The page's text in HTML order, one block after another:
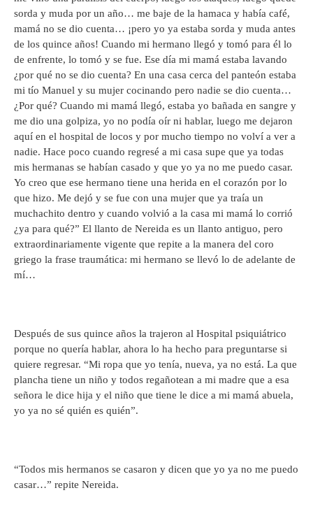
sorda y muda por un año… me baje de la hamaca y había café,
mamá no se dio cuenta… ¡pero yo ya estaba sorda y muda antes
de los quince años! Cuando mi hermano llegó y tomó para él lo
de enfrente, lo tomó y se fue. Ese día mi mamá estaba lavando
¿por qué no se dio cuenta? En una casa cerca del panteón estaba
mi tío Manuel y su mujer cocinando pero nadie se dio cuenta…
¿Por qué? Cuando mi mamá llegó, estaba yo bañada en sangre y
me dio una golpiza, yo no podía oír ni hablar, luego me dejaron
aquí en el hospital de locos y por mucho tiempo no volví a ver a
nadie. Hace poco cuando regresé a mi casa supe que ya todas
mis hermanas se habían casado y que yo ya no me puedo casar.
Yo creo que ese hermano tiene una herida en el corazón por lo
que hizo. Me dejó y se fue con una mujer que ya traía un
muchachito dentro y cuando volvió a la casa mi mamá lo corrió
¿ya para qué?” El llanto de Nereida es un llanto antiguo, pero
extraordinariamente vigente que repite a la manera del coro
griego la frase traumática: mi hermano se llevó lo de adelante de
mí…
Después de sus quince años la trajeron al Hospital psiquiátrico
porque no quería hablar, ahora lo ha hecho para preguntarse si
quiere regresar. “Mi ropa que yo tenía, nueva, ya no está. La que
plancha tiene un niño y todos regañotean a mi madre que a esa
señora le dice hija y el niño que tiene le dice a mi mamá abuela,
yo ya no sé quién es quién”.
“Todos mis hermanos se casaron y dicen que yo ya no me puedo
casar…” repite Nereida.